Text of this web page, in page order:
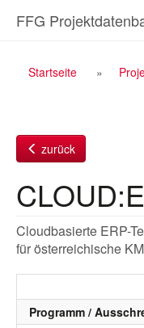
InhaltFFG
Startseite
zurück
Cloudbasierte ERP-
für österreichische
Programm /